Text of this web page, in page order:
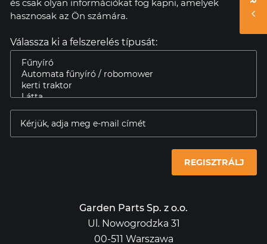
és csak olyan információkat fog kapni, amelyek
hasznosak az Ön számára.
Válassza ki a felszerelés típusát:
REGISZTRÁLJ
Garden Parts Sp. z o.o.
Ul. Nowogrodzka 31
00-511 Warszawa